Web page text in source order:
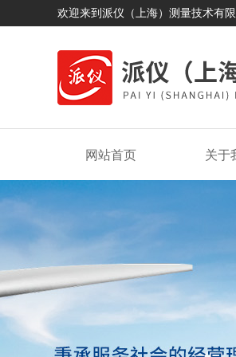
欢迎来到派仪（上海）测量技术有限
网站首页 关于